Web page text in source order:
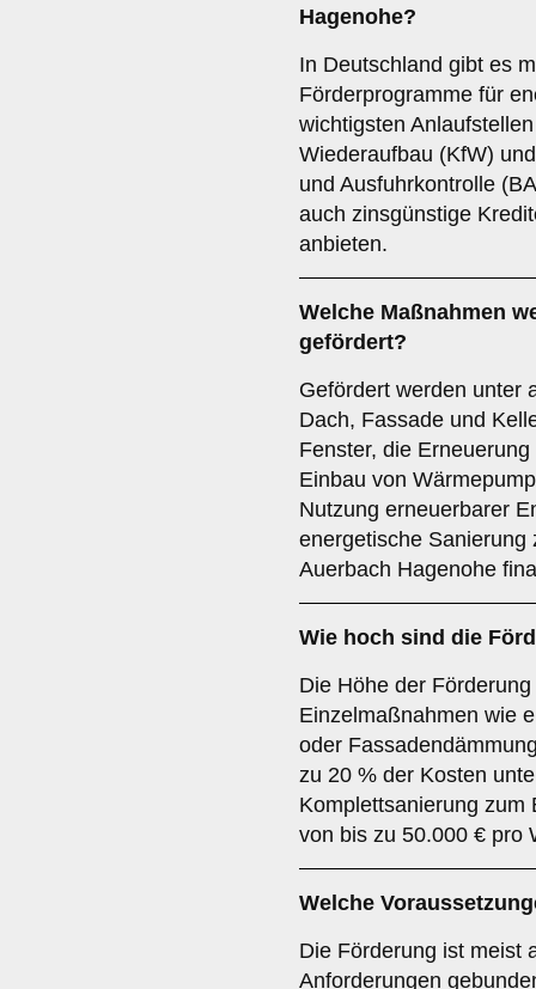
Hagenohe?
In Deutschland gibt es
Förderprogramme für
wichtigsten
Wiederaufbau (KfW)
und Ausfuhrkontrolle
auch zinsgünstige
anbieten.
Welche Maßnahmen
gefördert?
Gefördert werden unter
Dach, Fassade und
Fenster, die
Einbau von
Nutzung erneuerbarer
energetische Sanierung
Auerbach Hagenohe
Wie hoch sind die
Die Höhe der
Einzelmaßnahmen wie
oder
zu 20 % der Kosten
Komplettsanierung zum
von bis zu 50.000 € pro
Welche
Die Förderung ist meist
Anforderungen